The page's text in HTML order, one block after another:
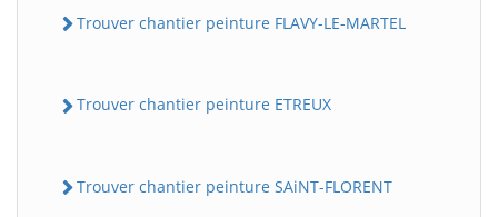
Trouver chantier peinture FLAVY-LE-MARTEL
Trouver chantier peinture ETREUX
Trouver chantier peinture SAiNT-FLORENT